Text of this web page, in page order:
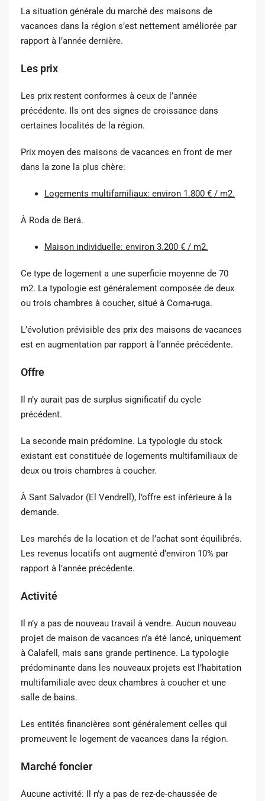
La situation générale du marché des maisons de
vacances dans la région s’est nettement améliorée par
rapport à l’année dernière.
Les prix
Les prix restent conformes à ceux de l’année
précédente. Ils ont des signes de croissance dans
certaines localités de la région.
Prix moyen des maisons de vacances en front de mer
dans la zone la plus chère:
Logements multifamiliaux: environ 1.800 € / m2.
À Roda de Berá.
Maison individuelle: environ 3.200 € / m2.
Ce type de logement a une superficie moyenne de 70
m2. La typologie est généralement composée de deux
ou trois chambres à coucher, situé à Coma-ruga.
L’évolution prévisible des prix des maisons de vacances
est en augmentation par rapport à l’année précédente.
Offre
Il n’y aurait pas de surplus significatif du cycle
précédent.
La seconde main prédomine. La typologie du stock
existant est constituée de logements multifamiliaux de
deux ou trois chambres à coucher.
À Sant Salvador (El Vendrell), l’offre est inférieure à la
demande.
Les marchés de la location et de l’achat sont équilibrés.
Les revenus locatifs ont augmenté d’environ 10% par
rapport à l’année précédente.
Activité
Il n’y a pas de nouveau travail à vendre. Aucun nouveau
projet de maison de vacances n’a été lancé, uniquement
à Calafell, mais sans grande pertinence. La typologie
prédominante dans les nouveaux projets est l’habitation
multifamiliale avec deux chambres à coucher et une
salle de bains.
Les entités financières sont généralement celles qui
promeuvent le logement de vacances dans la région.
Marché foncier
Aucune activité: Il n’y a pas de rez-de-chaussée de